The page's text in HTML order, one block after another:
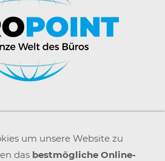
um unsere Website zu
das bestmögliche Online-